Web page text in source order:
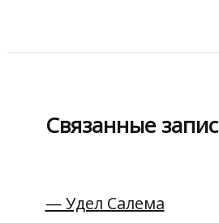
Связанные
— Удел Салема